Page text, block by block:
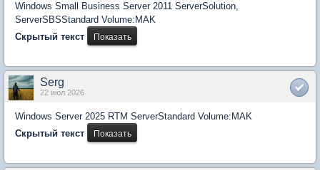
Windows Small Business Server 2011 ServerSolution,
ServerSBSStandard Volume:MAK
Скрытый текст
Serg
22 июл 2026
Windows Server 2025 RTM ServerStandard Volume:MAK
Скрытый текст